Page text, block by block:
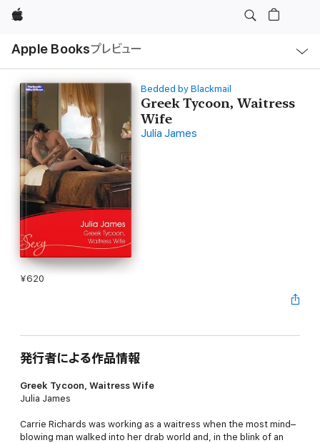
Apple
Apple Booksプレビュー
ル
Bedded by Blackmail
Greek Tycoon, Waitress
Wife
Julia James
¥620
発行者による作品情報
Greek Tycoon, Waitress Wife
Julia James
Carrie Richards was working as a waitress when the most mind–
blowing man walked into her drab world and, in the blink of an